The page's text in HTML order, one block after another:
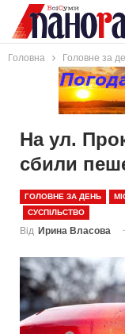
Головна Головне за
На ул.
сбили
ГОЛОВНЕ ЗА ДЕНЬ
СУСПІЛЬСТВО
Від Ирина Власова